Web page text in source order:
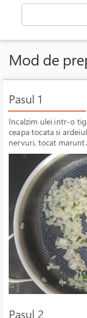
Mod de
Pasul 1
Incalzim ulei intr-o
ceapa tocata si
nervuri, tocat
Pasul 2